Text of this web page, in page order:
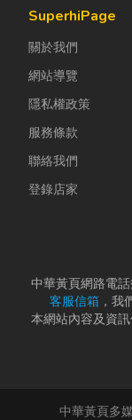
這時，車床子
雙手能快速更
換「專屬工
具」的...
SuperhiPage
關於我們
網站導覽
隱私權政策
服務條款
聯絡我們
登錄店家
中華黃頁網路電
客服信箱 ，我
本網站內容及資
中華黃頁多